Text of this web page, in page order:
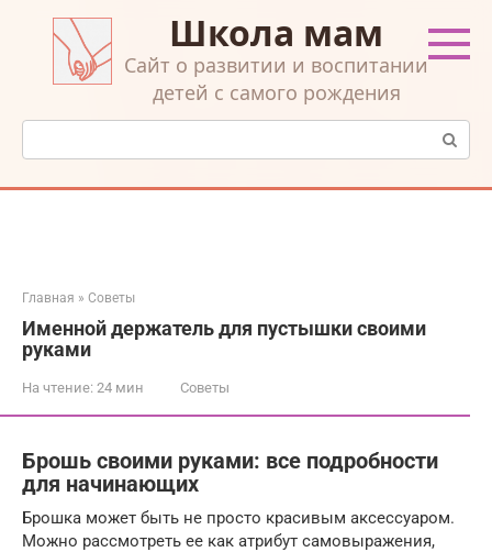
контенту
Школа мам
Cайт о развитии и воспитании
детей с самого рождения
Поиск:
Главная » Советы
Именной держатель для пустышки своими
руками
На чтение: 24 мин Советы
Брошь своими руками: все подробности
для начинающих
Брошка может быть не просто красивым аксессуаром.
Можно рассмотреть ее как атрибут самовыражения,